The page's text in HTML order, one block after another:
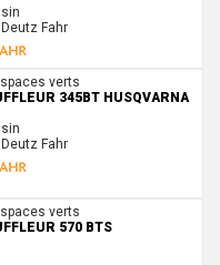
Fahr
verts
345BT HUSQVARNA
Fahr
verts
570 BTS